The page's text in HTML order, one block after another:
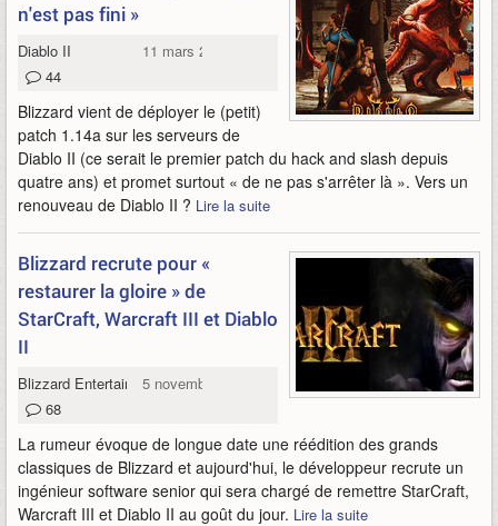
n'est pas fini »
Diablo II
11 mars 2016
44
Blizzard vient de déployer le (petit)
patch 1.14a sur les serveurs de
Diablo II (ce serait le premier patch du hack and slash depuis
quatre ans) et promet surtout « de ne pas s'arrêter là ». Vers un
renouveau de Diablo II ? Lire la suite
Blizzard recrute pour «
restaurer la gloire » de
StarCraft, Warcraft III et Diablo
II
Blizzard Entertainment5 novembre 2015
68
La rumeur évoque de longue date une réédition des grands
classiques de Blizzard et aujourd'hui, le développeur recrute un
ingénieur software senior qui sera chargé de remettre StarCraft,
Warcraft III et Diablo II au goût du jour. Lire la suite